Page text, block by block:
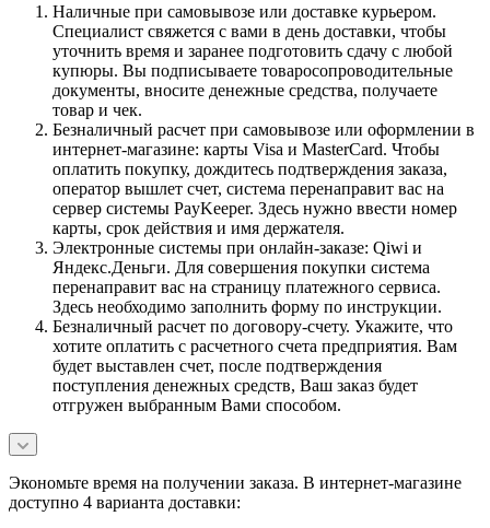
Наличные при самовывозе или доставке курьером.
Специалист свяжется с вами в день доставки, чтобы
уточнить время и заранее подготовить сдачу с любой
купюры. Вы подписываете товаросопроводительные
документы, вносите денежные средства, получаете
товар и чек.
Безналичный расчет при самовывозе или оформлении в
интернет-магазине: карты Visa и MasterCard. Чтобы
оплатить покупку, дождитесь подтверждения заказа,
оператор вышлет счет, система перенаправит вас на
сервер системы PayKeeper. Здесь нужно ввести номер
карты, срок действия и имя держателя.
Электронные системы при онлайн-заказе: Qiwi и
Яндекс.Деньги. Для совершения покупки система
перенаправит вас на страницу платежного сервиса.
Здесь необходимо заполнить форму по инструкции.
Безналичный расчет по договору-счету. Укажите, что
хотите оплатить с расчетного счета предприятия. Вам
будет выставлен счет, после подтверждения
поступления денежных средств, Ваш заказ будет
отгружен выбранным Вами способом.
Экономьте время на получении заказа. В интернет-магазине
доступно 4 варианта доставки: